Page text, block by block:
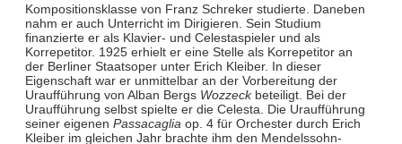
Kompositionsklasse von Franz Schreker studierte. Daneben
nahm er auch Unterricht im Dirigieren. Sein Studium
finanzierte er als Klavier- und Celestaspieler und als
Korrepetitor. 1925 erhielt er eine Stelle als Korrepetitor an
der Berliner Staatsoper unter Erich Kleiber. In dieser
Eigenschaft war er unmittelbar an der Vorbereitung der
Uraufführung von Alban Bergs Wozzeckbeteiligt. Bei der
Uraufführung selbst spielte er die Celesta. Die Uraufführung
seiner eigenen Passacaglia op. 4 für Orchester durch Erich
Kleiber im gleichen Jahr brachte ihm den Mendelssohn-